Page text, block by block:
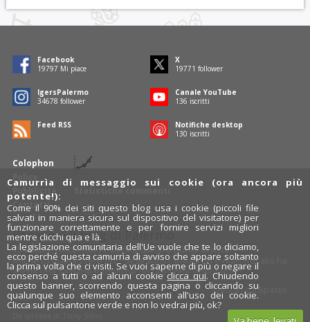
Colophon
Policy
Pubblicità
Contatti
Statistiche commenti
Facebook
19797 Mi piace
X
19771 follower
IgersPalermo
34678 follower
Canale YouTube
136 iscritti
Feed RSS
Notifiche desktop
130 iscritti
Rosalio è il blog di Palermo
754 autoriraccontano Palermo dal loro punto di vista.
Anche tu puoi essere uno degli autori: inviaci un' e-mail. Rosalio ha
anche una sezionefotobloge una sezionevideoblog.
Designcut&paste
Rosalio.it
Camurrìa di messaggio sui cookie (ora ancora più
potente!):
Come il 90% dei siti questo blog usa i cookie (piccoli file
salvati in maniera sicura sul dispositivo del visitatore) per
funzionare correttamente e per fornire servizi migliori
mentre clicchi qua e là.
La legislazione comunitaria dell'Ue vuole che te lo diciamo,
ecco perché questa camurrìa di avviso che appare soltanto
la prima volta che ci visiti. Se vuoi saperne di più o negare il
consenso a tutti o ad alcuni cookie clicca qui. Chiudendo
questo banner, scorrendo questa pagina o cliccando su
qualunque suo elemento acconsenti all'uso dei cookie.
Clicca sul pulsantone verde e non lo vedrai più, ok?